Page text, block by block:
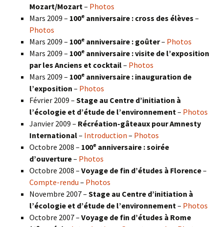
Mozart/Mozart – Photos
Mars 2009 – 100e anniversaire : cross des élèves –
Photos
Mars 2009 – 100e anniversaire : goûter– Photos
Mars 2009 – 100e anniversaire : visite de l’exposition
par les Anciens et cocktail– Photos
Mars 2009 – 100e anniversaire : inauguration de
l’exposition – Photos
Février 2009 – Stage au Centre d’initiation à
l’écologie et d’étude de l’environnement – Photos
Janvier 2009 – Récréation-gâteaux pour Amnesty
International– Introduction – Photos
Octobre 2008 – 100e anniversaire : soirée
d’ouverture– Photos
Octobre 2008 – Voyage de fin d’études à Florence–
Compte-rendu – Photos
Novembre 2007 – Stage au Centre d’initiation à
l’écologie et d’étude de l’environnement – Photos
Octobre 2007 – Voyage de fin d’études à Rome